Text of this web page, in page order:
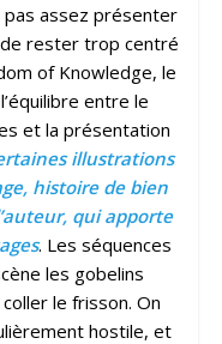
assez présenter
rester trop centré
of Knowledge, le
entre le
et la présentation
illustrations
histoire de bien
qui apporte
. Les séquences
les gobelins
le frisson. On
hostile, et